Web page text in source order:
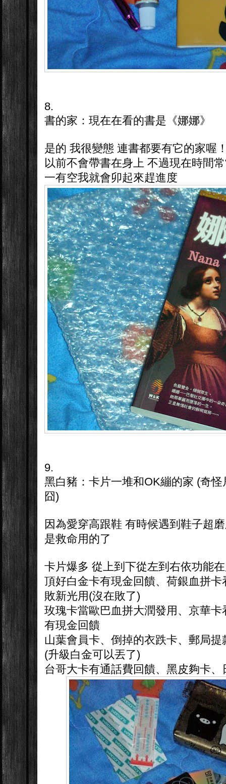
8.
書的家：現在在看的書是《娜娜》
是的 我很變態 連書都要有它的家喔
以前不會帶書在身上 不過現在時間
一有空我就會卯起來趕進度
9.
黑白豬：卡片一堆和OK繃的家 (奇
囧)
因為愛穿高跟鞋 有時候遇到鞋子超
是救命用的了
卡片爆多 從上到下從左到右依功能
頂好白金卡有現金回饋、荷銀血拼
敗新光用(沒在敗了)
玫瑰卡當歐巴血拼大潤發用、京華
有現金回饋
山葉會員卡、倒掉的衣跌卡、郵局
(升級白金可以丟了)
台哥大卡有通話費回饋、黑皮夠卡